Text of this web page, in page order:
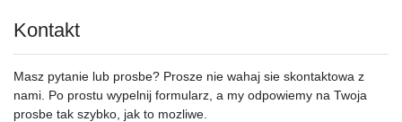
Kontakt
Masz pytanie lub prosbe? Prosze nie wahaj sie skontaktowa z
nami. Po prostu wypelnij formularz, a my odpowiemy na Twoja
prosbe tak szybko, jak to mozliwe.